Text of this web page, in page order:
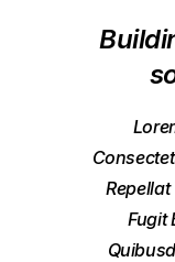
Fugit